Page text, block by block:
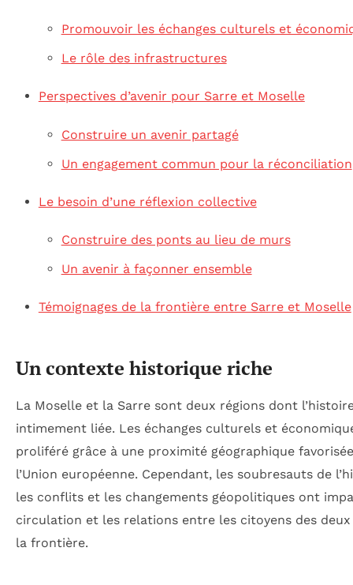
Promouvoir les échanges culturels et
Le rôle des infrastructures
Perspectives d’avenir pour Sarre et Moselle
Construire un avenir partagé
Un engagement commun pour la réconciliation
Le besoin d’une réflexion collective
Construire des ponts au lieu de murs
Un avenir à façonner ensemble
Témoignages de la frontière entre Sarre et Moselle
Un contexte historique riche
La Moselle et la Sarre sont deux régions dont
intimement liée. Les échanges culturels et
proliféré grâce à une proximité géographique
l’Union européenne. Cependant, les soubresauts de
les conflits et les changements géopolitiques ont
circulation et les relations entre les citoyens des
la frontière.